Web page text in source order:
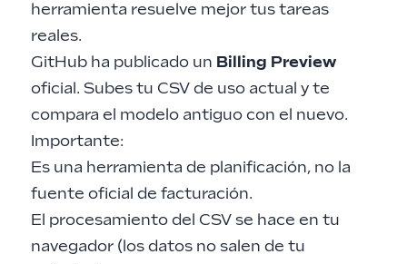
herramienta resuelve mejor tus tareas
reales.
GitHub ha publicado un Billing Preview
oficial. Subes tu CSV de uso actual y te
compara el modelo antiguo con el nuevo.
Importante:
Es una herramienta de planificación, no la
fuente oficial de facturación.
El procesamiento del CSV se hace en tu
navegador (los datos no salen de tu